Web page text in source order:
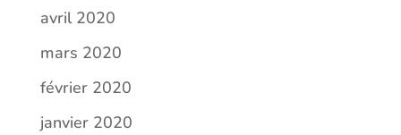
avril 2020
mars 2020
février 2020
janvier 2020